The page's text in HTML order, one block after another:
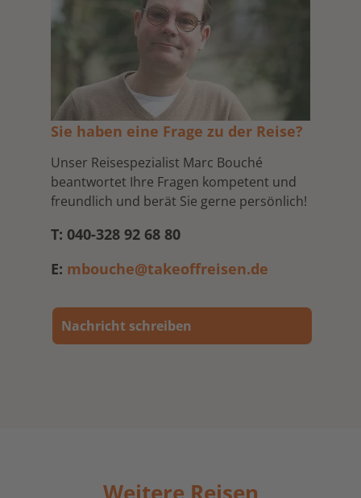
Sie haben eine Frage zu der Reise?
Unser Reisespezialist Marc Bouché
beantwortet Ihre Fragen kompetent und
freundlich und berät Sie gerne persönlich!
T: 040-328 92 68 80
E: mbouche@takeoffreisen.de
Nachricht schreiben